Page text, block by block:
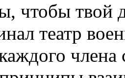
чтобы твой
театр